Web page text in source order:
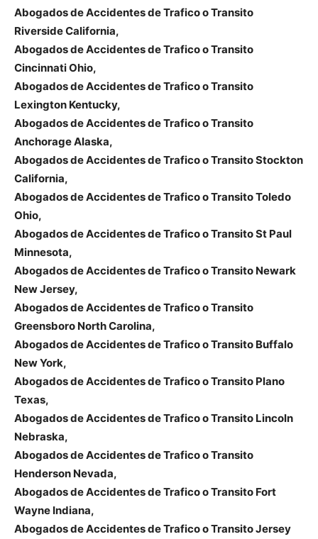
Abogados de Accidentes de Trafico o Transito
Riverside California,
Abogados de Accidentes de Trafico o Transito
Cincinnati Ohio,
Abogados de Accidentes de Trafico o Transito
Lexington Kentucky,
Abogados de Accidentes de Trafico o Transito
Anchorage Alaska,
Abogados de Accidentes de Trafico o Transito Stockton
California,
Abogados de Accidentes de Trafico o Transito Toledo
Ohio,
Abogados de Accidentes de Trafico o Transito St Paul
Minnesota,
Abogados de Accidentes de Trafico o Transito Newark
New Jersey,
Abogados de Accidentes de Trafico o Transito
Greensboro North Carolina,
Abogados de Accidentes de Trafico o Transito Buffalo
New York,
Abogados de Accidentes de Trafico o Transito Plano
Texas,
Abogados de Accidentes de Trafico o Transito Lincoln
Nebraska,
Abogados de Accidentes de Trafico o Transito
Henderson Nevada,
Abogados de Accidentes de Trafico o Transito Fort
Wayne Indiana,
Abogados de Accidentes de Trafico o Transito Jersey